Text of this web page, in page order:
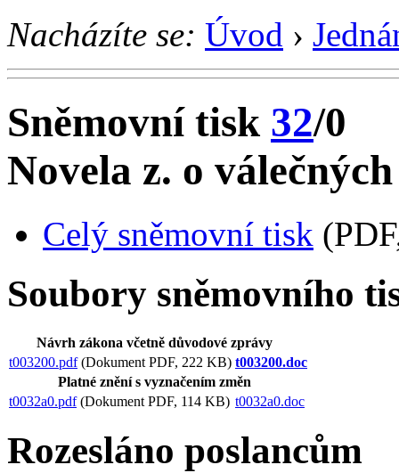
Nacházíte se: Úvod ›
Sněmovní tisk 32/0
Novela z. o
Celý sněmovní tisk
Soubory sněmovního
Návrh zákona včetně důvodové zprávy
t003200.pdf(Dokument PDF, 222 KB) t003200.doc
Platné znění s vyznačením změn
t0032a0.pdf(Dokument PDF, 114 KB) t0032a0.doc
Rozesláno poslancům